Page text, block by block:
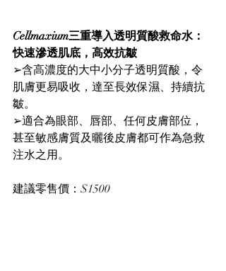
Cellmaxium三重導入透明質酸救命水：
快速滲透肌底，高效抗皺
➢含高濃度的大中小分子透明質酸，令
肌膚更易吸收，達至長效保濕、持續抗
皺。
➢適合為眼部、唇部、任何皮膚部位，
甚至敏感膚質及曬後皮膚都可作為急救
注水之用。
建議零售價：$1500